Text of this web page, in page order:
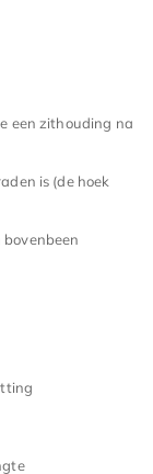
een zithouding na
is (de hoek